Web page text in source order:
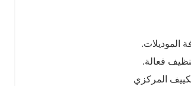
الموديلات.
فعالة.
المركزي